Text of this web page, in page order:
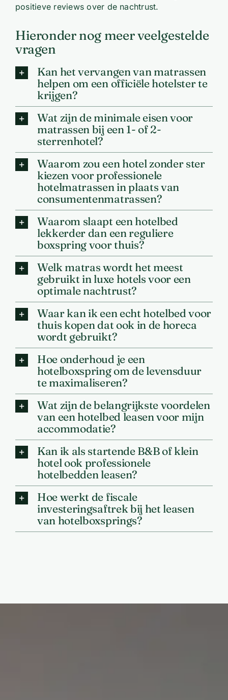
positieve reviews over de nachtrust.
Hieronder nog meer veelgestelde
vragen
Kan het vervangen van matrassen
helpen om een officiële hotelster te
krijgen?
Wat zijn de minimale eisen voor
matrassen bij een 1- of 2-
sterrenhotel?
Waarom zou een hotel zonder ster
kiezen voor professionele
hotelmatrassen in plaats van
consumentenmatrassen?
Waarom slaapt een hotelbed
lekkerder dan een reguliere
boxspring voor thuis?
Welk matras wordt het meest
gebruikt in luxe hotels voor een
optimale nachtrust?
Waar kan ik een echt hotelbed voor
thuis kopen dat ook in de horeca
wordt gebruikt?
Hoe onderhoud je een
hotelboxspring om de levensduur
te maximaliseren?
Wat zijn de belangrijkste voordelen
van een hotelbed leasen voor mijn
accommodatie?
Kan ik als startende B&B of klein
hotel ook professionele
hotelbedden leasen?
Hoe werkt de fiscale
investeringsaftrek bij het leasen
van hotelboxsprings?